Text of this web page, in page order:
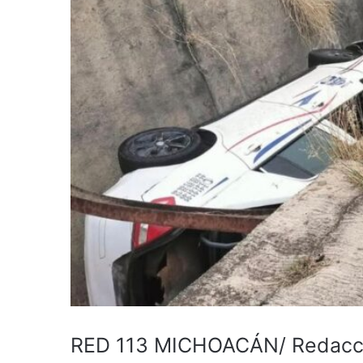
RED 113 MICHOACÁN/